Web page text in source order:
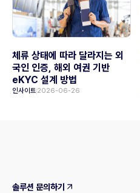
체류 상태에 따라 달라지는 외
국인 인증, 해외 여권 기반
eKYC 설계 방법
인사이트 2026-06-26
솔루션 문의하기